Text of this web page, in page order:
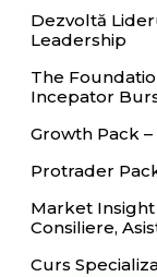
Dezvoltă
Leadership
The
Incepator
Growth Pack
Protrader
Market Insight
Consiliere,
Curs